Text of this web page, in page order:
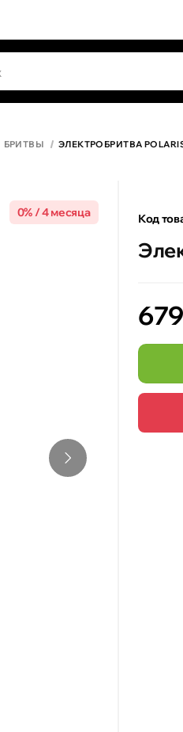
БРИТВЫ ЭЛЕКТРОБРИТВА
0% / 4 месяца Код